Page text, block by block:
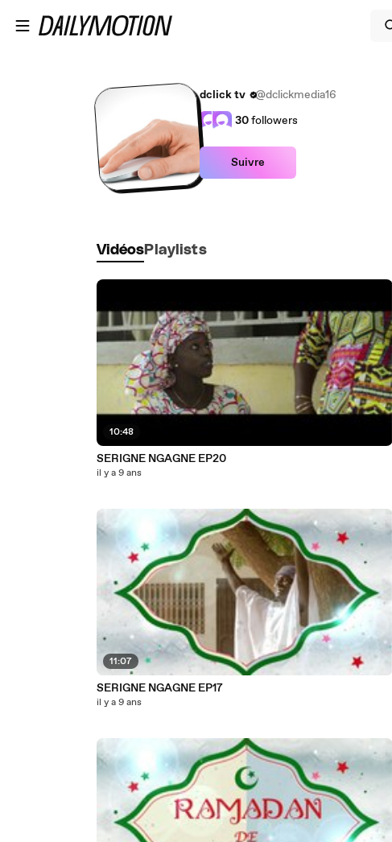
dclick tv
@dclickmedia16
30followers
Suivre
Vidéos Playlists
10:48
SERIGNE NGAGNE EP20
il y a 9 ans
11:07
SERIGNE NGAGNE EP17
il y a 9 ans